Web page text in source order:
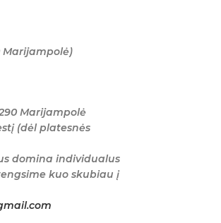
Marijampolė)
Marijampolė
(dėl platesnės
domina individualus
kuo skubiau į